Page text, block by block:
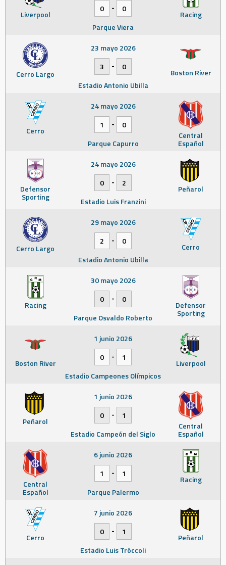
Liverpool Racing
0
-
0
Parque Viera
Cerro Largo Boston River
23 mayo 2026
3
-
0
Estadio Antonio Ubilla
Cerro Central
Español
24 mayo 2026
1
-
0
Parque Capurro
Defensor
Sporting
Peñarol
24 mayo 2026
0
-
2
Estadio Luis Franzini
Cerro Largo Cerro
29 mayo 2026
2
-
0
Estadio Antonio Ubilla
Racing Defensor
Sporting
30 mayo 2026
0
-
0
Parque Osvaldo Roberto
Boston River Liverpool
1 junio 2026
0
-
1
Estadio Campeones Olímpicos
Peñarol Central
Español
1 junio 2026
0
-
1
Estadio Campeón del Siglo
Central
Español
Racing
6 junio 2026
1
-
1
Parque Palermo
Cerro Peñarol
7 junio 2026
0
-
1
Estadio Luis Tróccoli